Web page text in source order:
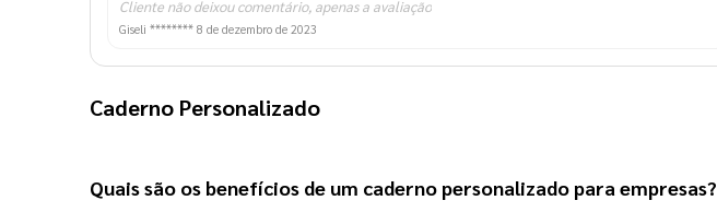
Cliente não deixou comentário, apenas a avaliação
Giseli ******** 8 de dezembro de 2023
Caderno Personalizado
Quais são os benefícios de um caderno personalizado para empresas?